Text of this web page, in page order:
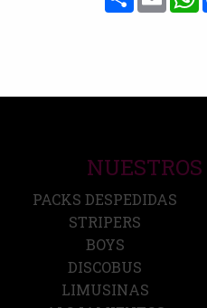
PACKS DESPEDIDAS
STRIPERS
BOYS
DISCOBUS
LIMUSINAS